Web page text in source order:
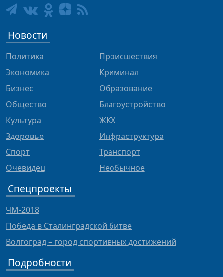
Новости
Политика
Экономика
Бизнес
Общество
Культура
Здоровье
Спорт
Очевидец
Происшествия
Криминал
Образование
Благоустройство
ЖКХ
Инфраструктура
Транспорт
Необычное
Спецпроекты
ЧМ-2018
Победа в Сталинградской битве
Волгоград – город спортивных достижений
Подробности